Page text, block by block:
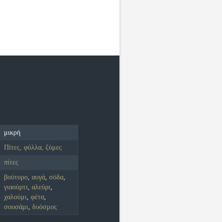
μικρή
Πίτες, φύλλα, ζύμες
πίτες
βούτυρο,αυγά,σόδα,
γιαούρτι,αλεύρι,
χαλούμι,φέτα,
σουσάμι,δυόσμος